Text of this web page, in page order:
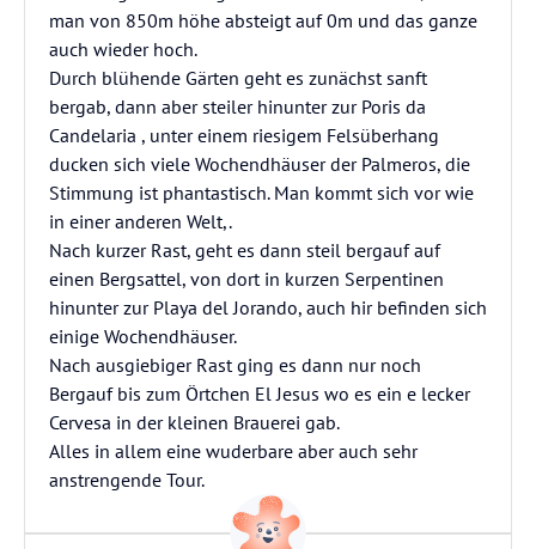
man von 850m höhe absteigt auf 0m und das ganze
auch wieder hoch.
Durch blühende Gärten geht es zunächst sanft
bergab, dann aber steiler hinunter zur Poris da
Candelaria , unter einem riesigem Felsüberhang
ducken sich viele Wochendhäuser der Palmeros, die
Stimmung ist phantastisch. Man kommt sich vor wie
in einer anderen Welt,.
Nach kurzer Rast, geht es dann steil bergauf auf
einen Bergsattel, von dort in kurzen Serpentinen
hinunter zur Playa del Jorando, auch hir befinden sich
einige Wochendhäuser.
Nach ausgiebiger Rast ging es dann nur noch
Bergauf bis zum Örtchen El Jesus wo es ein e lecker
Cervesa in der kleinen Brauerei gab.
Alles in allem eine wuderbare aber auch sehr
anstrengende Tour.